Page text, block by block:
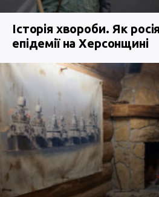
Історія хвороби. Як
епідемії на Херсонщині